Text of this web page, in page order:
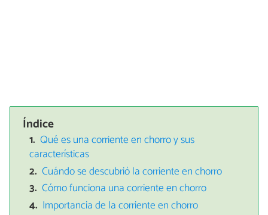
Índice
Qué es una corriente en chorro y sus
características
Cuándo se descubrió la corriente en chorro
Cómo funciona una corriente en chorro
Importancia de la corriente en chorro